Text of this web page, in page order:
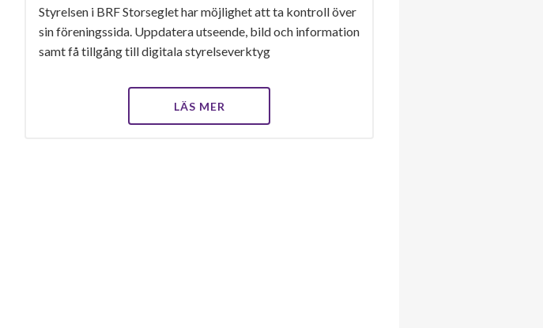
Styrelsen i BRF Storseglet har möjlighet att ta kontroll över
sin föreningssida. Uppdatera utseende, bild och information
samt få tillgång till digitala styrelseverktyg
LÄS MER